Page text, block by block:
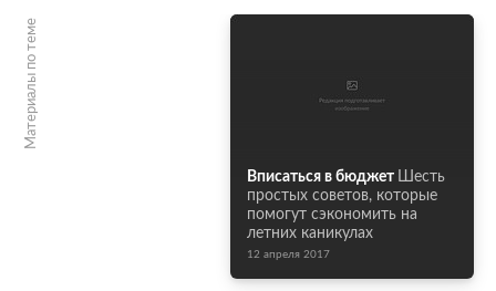
Материалы по теме
Вписаться в бюджет Шесть
простых советов, которые
помогут сэкономить на
летних каникулах
12 апреля 2017